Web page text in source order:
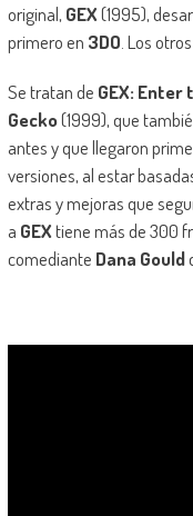
original, GEX(1995),
primero en 3DO . Los
Se tratan de GEX: Enter
Gecko(1999), que
antes y que llegaron
versiones, al estar
extras y mejoras que
a GEXtiene más de 300
comediante Dana Gould